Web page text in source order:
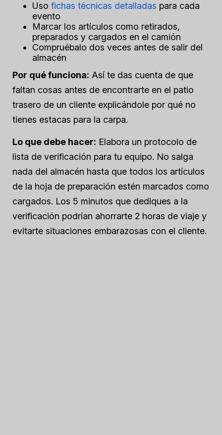
Uso fichas técnicas detalladas para cada
evento
Marcar los artículos como retirados,
preparados y cargados en el camión
Compruébalo dos veces antes de salir del
almacén
Por qué funciona: Así te das cuenta de que
faltan cosas antes de encontrarte en el patio
trasero de un cliente explicándole por qué no
tienes estacas para la carpa.
Lo que debe hacer: Elabora un protocolo de
lista de verificación para tu equipo. No salga
nada del almacén hasta que todos los artículos
de la hoja de preparación estén marcados como
cargados. Los 5 minutos que dediques a la
verificación podrían ahorrarte 2 horas de viaje y
evitarte situaciones embarazosas con el cliente.